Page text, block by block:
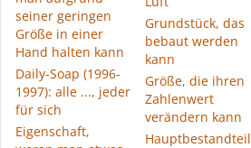
seiner geringen
Größe in einer
Hand halten kann
Daily-Soap (1996-
1997): alle ..., jeder
für sich
Eigenschaft,
Grundstück, das
bebaut werden
kann
Größe, die ihren
Zahlenwert
verändern kann
Hauptbestandteil